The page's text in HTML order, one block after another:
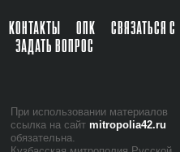
КОНТАКТЫ ОПК
СВЯЗАТЬСЯ С
ЗАДАТЬ ВОПРОС
При ис­поль­зо­ва­нии ма­те­ри­а­лов
ссыл­ка на сайт mitropolia42.ru
обя­за­тель­на.